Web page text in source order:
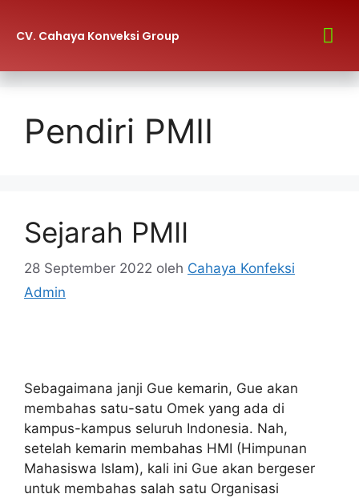
CV. Cahaya Konveksi Group
Pendiri PMII
Sejarah PMII
28 September 2022 oleh Cahaya Konfeksi
Admin
Sebagaimana janji Gue kemarin, Gue akan
membahas satu-satu Omek yang ada di
kampus-kampus seluruh Indonesia. Nah,
setelah kemarin membahas HMI (Himpunan
Mahasiswa Islam), kali ini Gue akan bergeser
untuk membahas salah satu Organisasi